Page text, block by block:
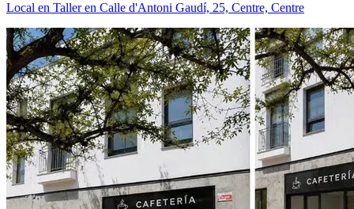
Local en Taller en Calle d'Antoni Gaudí, 25, Centre, Centre